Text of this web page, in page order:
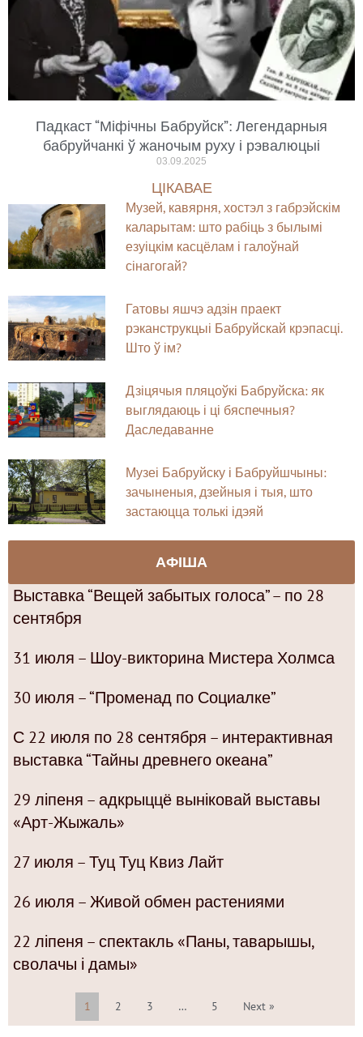
Падкаст “Міфічны Бабруйск”: Легендарныя
бабруйчанкі ў жаночым руху і рэвалюцыі
03.09.2025
ЦІКАВАЕ
Музей, кавярня, хостэл з габрэйскім
каларытам: што рабіць з былымі
езуіцкім касцёлам і галоўнай
сінагогай?
Гатовы яшчэ адзін праект
рэканструкцыі Бабруйскай крэпасці.
Што ў ім?
Дзіцячыя пляцоўкі Бабруйска: як
выглядаюць і ці бяспечныя?
Даследаванне
Музеі Бабруйску і Бабруйшчыны:
зачыненыя, дзейныя і тыя, што
застаюцца толькі ідэяй
АФІША
Выставка “Вещей забытых голоса” – по 28
сентября
31 июля – Шоу-викторина Мистера Холмса
30 июля – “Променад по Социалке”
С 22 июля по 28 сентября – интерактивная
выставка “Тайны древнего океана”
29 ліпеня – адкрыццё выніковай выставы
«Арт-Жыжаль»
27 июля – Туц Туц Квиз Лайт
26 июля – Живой обмен растениями
22 ліпеня – спектакль «Паны, таварышы,
сволачы і дамы»
1 2 3 … 5 Next »